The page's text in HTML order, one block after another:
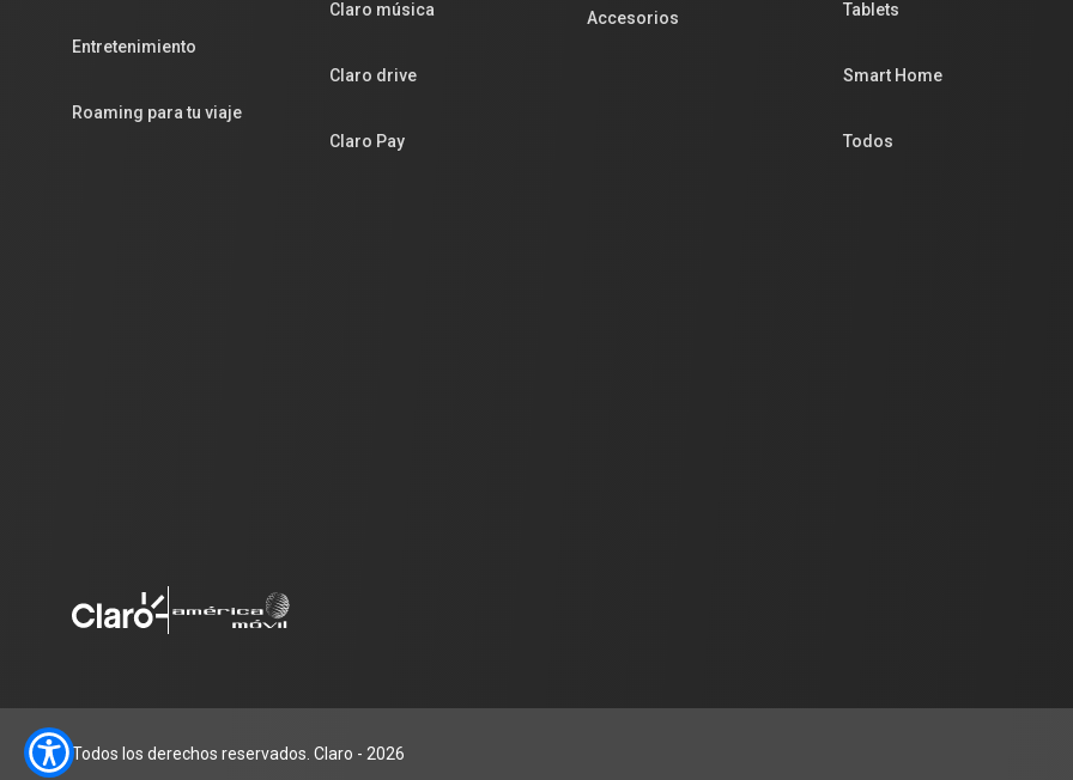
Entretenimiento
Roaming para tu viaje
Claro música
Claro drive
Claro Pay
Accesorios
Tablets
Smart Home
Todos
Todos los derechos reservados. Claro - 2026